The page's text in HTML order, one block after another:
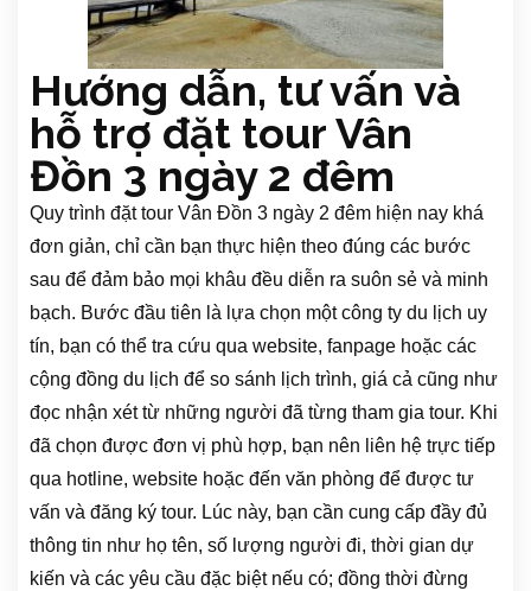
Hướng dẫn, tư vấn và
hỗ trợ đặt tour Vân
Đồn 3 ngày 2 đêm
Quy trình đặt tour Vân Đồn 3 ngày 2 đêm hiện nay khá
đơn giản, chỉ cần bạn thực hiện theo đúng các bước
sau để đảm bảo mọi khâu đều diễn ra suôn sẻ và minh
bạch. Bước đầu tiên là lựa chọn một công ty du lịch uy
tín, bạn có thể tra cứu qua website, fanpage hoặc các
cộng đồng du lịch để so sánh lịch trình, giá cả cũng như
đọc nhận xét từ những người đã từng tham gia tour. Khi
đã chọn được đơn vị phù hợp, bạn nên liên hệ trực tiếp
qua hotline, website hoặc đến văn phòng để được tư
vấn và đăng ký tour. Lúc này, bạn cần cung cấp đầy đủ
thông tin như họ tên, số lượng người đi, thời gian dự
kiến và các yêu cầu đặc biệt nếu có; đồng thời đừng